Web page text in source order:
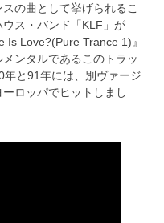
の曲として挙げられるこ
ス・バンド「KLF」が
Is Love?(Pure Trance 1)』
ンタルであるこのトラッ
と91年には、別ヴァージ
ロッパでヒットしまし